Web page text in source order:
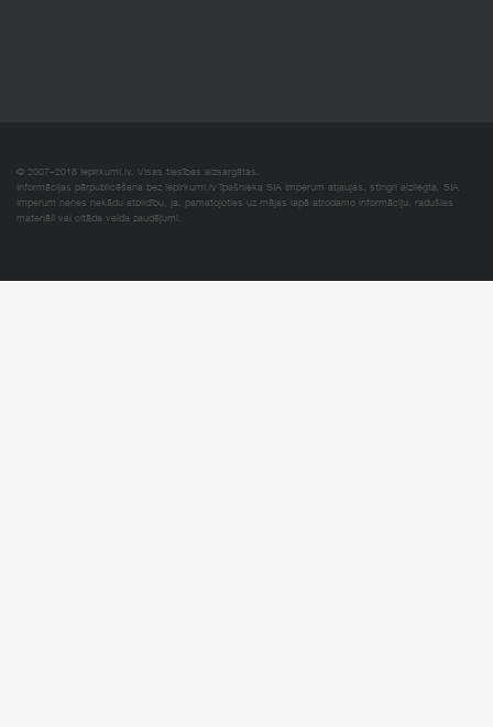
© 2007–2018 Iepirkumi.lv. Visas tiesības aizsargātas.
Informācijas pārpublicēšana bez iepirkumi.lv īpašnieka SIA Imperum atļaujas, stingri aizliegta. SIA
Imperum nenes nekādu atbildību, ja, pamatojoties uz mājas lapā atrodamo informāciju, radušies
materiāli vai citāda veida zaudējumi.